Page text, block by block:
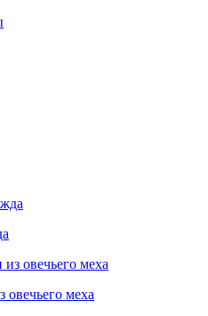
овечьего меха